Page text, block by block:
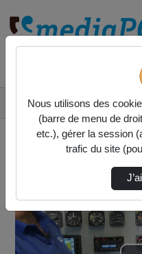
EAM Maquette
Nous utilisons des
(barre de menu de
etc.), gérer la session
trafic du site